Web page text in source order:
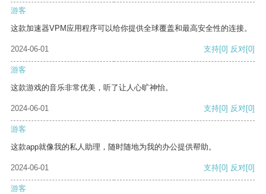
游客
这款加速器VPM应用程序可以给你提供全球覆盖和最高安全性的连接。
2024-06-01 支持[0] 反对[0]
游客
这款游戏的音乐非常优美，听了让人心旷神怡。
2024-06-01 支持[0] 反对[0]
游客
这款app就像我的私人助理，随时随地为我的办公提供帮助。
2024-06-01 支持[0] 反对[0]
游客